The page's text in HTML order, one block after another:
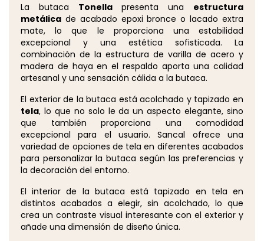
La butaca Tonellapresenta una estructura
metálica de acabado epoxi bronce o lacado extra
mate, lo que le proporciona una estabilidad
excepcional y una estética sofisticada. La
combinación de la estructura de varilla de acero y
madera de haya en el respaldo aporta una calidad
artesanal y una sensación cálida a la butaca.
El exterior de la butaca está acolchado y tapizado en
tela, lo que no solo le da un aspecto elegante, sino
que también proporciona una comodidad
excepcional para el usuario. Sancal ofrece una
variedad de opciones de tela en diferentes acabados
para personalizar la butaca según las preferencias y
la decoración del entorno.
El interior de la butaca está tapizado en tela en
distintos acabados a elegir, sin acolchado, lo que
crea un contraste visual interesante con el exterior y
añade una dimensión de diseño única.